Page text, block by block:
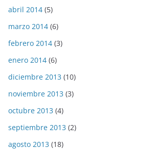
abril 2014 (5)
marzo 2014 (6)
febrero 2014 (3)
enero 2014 (6)
diciembre 2013 (10)
noviembre 2013 (3)
octubre 2013 (4)
septiembre 2013 (2)
agosto 2013 (18)